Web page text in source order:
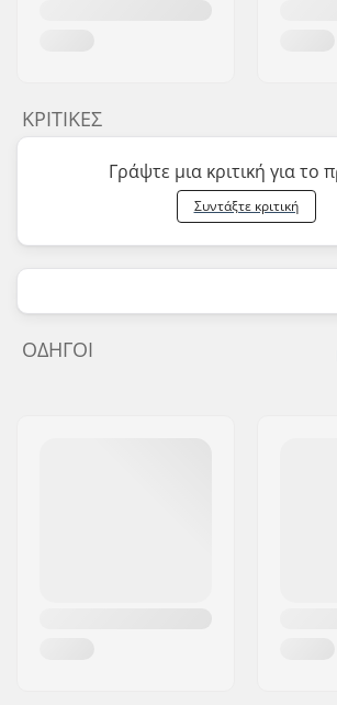
ΚΡΙΤΙΚΈΣ
Γράψτε μια κριτική για το
Συντάξτε κριτική
ΟΔΗΓΟΊ